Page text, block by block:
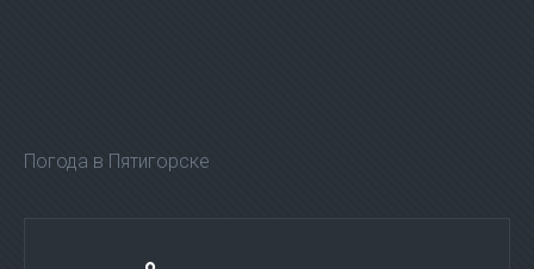
Погода в Пятигорске